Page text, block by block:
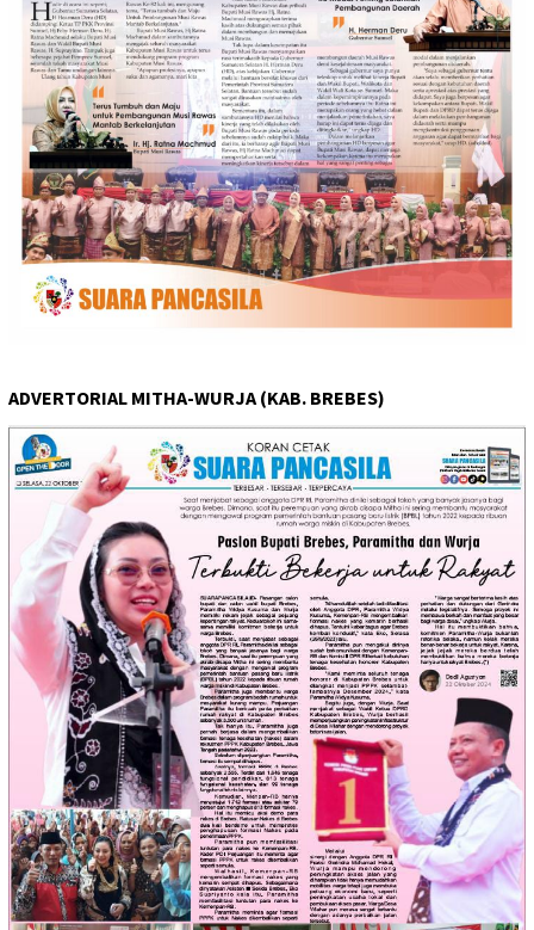
ADVERTORIAL MITHA-WURJA (KAB. BREBES)